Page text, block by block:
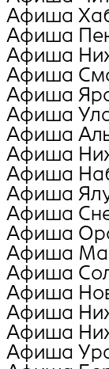
Афиша
Афиша
Афиша
Афиша
Афиша
Афиша
Афиша
Афиша
Афиша
Афиша
Афиша
Афиша
Афиша
Афиша
Афиша
Афиша
Афиша
Афиша